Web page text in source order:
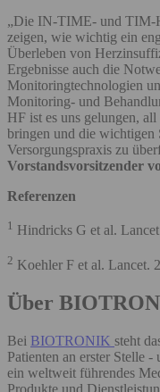
„Die IN-TIME- und TIM-
zeigen, wie wichtig ein
Überleben von
Ergebnisse auch die
Monitoringtechnologien
Monitoring- und
HF ist es uns gelungen,
bringen und die wichtigen
Versorgungspraxis zu
Vorstandsvorsitzender
Referenzen
1 Hindricks G et al.
2 Koehler F et al. Lancet.
Über
Bei BIOTRONIK steht
Patienten an erster Stelle
ein weltweit führendes
Produkte und